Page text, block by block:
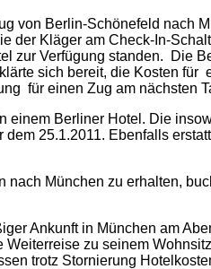
von Berlin-Schönefeld nach
Kläger am Check-In-
zur Verfügung standen. Die
sich bereit, die Kosten
für einen Zug am nächsten
Berliner Hotel. Die
25.1.2011. Ebenfalls
München zu erhalten,
Ankunft in München am
zu seinem
trotz Stornierung